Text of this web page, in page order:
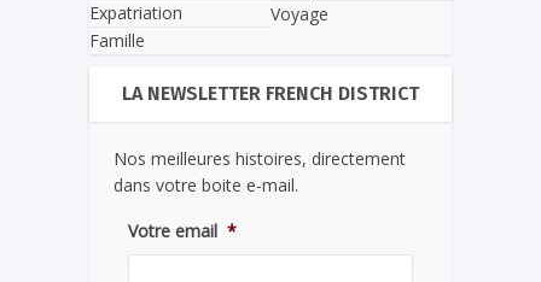
Expatriation
Famille
Voyage
LA NEWSLETTER FRENCH DISTRICT
Nos meilleures histoires, directement
dans votre boite e-mail.
Votre email *